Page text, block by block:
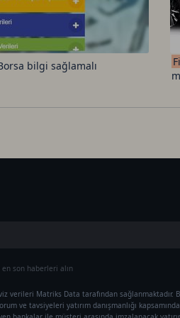
bilgi sağlamalı
son haberleri alın
verileri Matriks Data tarafından
ve tavsiyeleri yatırım danışmanlığı